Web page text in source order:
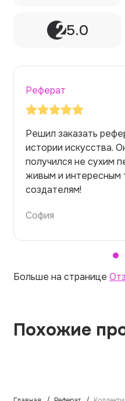
5.0
Реферат
Заказывала реферат
на медицинскую
но справилась.
правильно. Для
темой — идеально.
Алина
Больше на странице
Похожие